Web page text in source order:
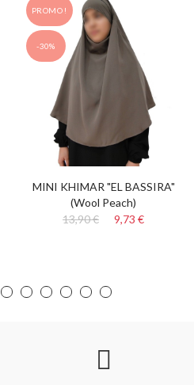
PROMO !
-30%
MINI KHIMAR "EL BASSIRA"
(Wool Peach)
13,90 €
9,73 €